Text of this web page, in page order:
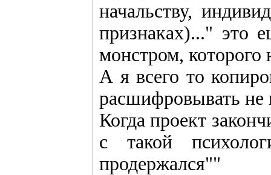
начальству,
признаках)..." это
монстром, которого
А я всего то
расшифровывать
Когда проект
с такой
продержался""